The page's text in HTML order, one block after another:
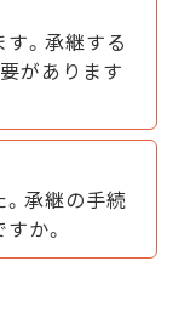
。承継する
があります
承継の手続
か。